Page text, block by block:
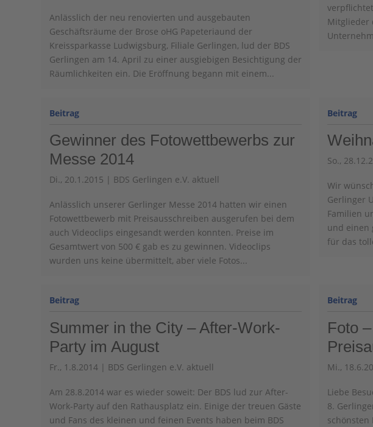
Anlässlich der neu renovierten und ausgebauten
Geschäftsräume der Brose oHG Papeteriaund der
Kreissparkasse Ludwigsburg, Filiale Gerlingen, lud der BDS
Gerlingen am 14. April zu einer ausgiebigen Besichtigung der
Räumlichkeiten ein. Die Eröffnung begann mit einem...
Mitglieder
Gewinner des Fotowettbewerbs zur
Messe 2014
Di., 20.1.2015 | BDS Gerlingen e.V. aktuell
Anlässlich unserer Gerlinger Messe 2014 hatten wir einen
Fotowettbewerb mit Preisausschreiben ausgerufen bei dem
auch Videoclips eingesandt werden konnten. Preise im
Gesamtwert von 500 € gab es zu gewinnen. Videoclips
wurden uns keine übermittelt, aber viele Fotos...
So.,
Wir
Gerlinger
Familien
und einen
für das
Summer in the City – After-Work-
Party im August
Fr., 1.8.2014 | BDS Gerlingen e.V. aktuell
Am 28.8.2014 war es wieder soweit: Der BDS lud zur After-
Work-Party auf den Rathausplatz ein. Einige der treuen Gäste
und Fans des kleinen und feinen Events haben beim BDS
Foto
Mi.,
Liebe
8.
schönsten